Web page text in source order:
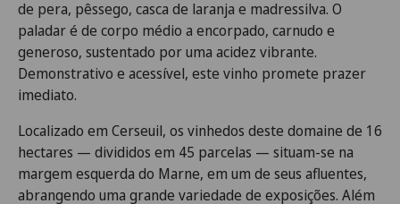
de pera, pêssego, casca de laranja e madressilva. O
paladar é de corpo médio a encorpado, carnudo e
generoso, sustentado por uma acidez vibrante.
Demonstrativo e acessível, este vinho promete prazer
imediato.
Localizado em Cerseuil, os vinhedos deste domaine de 16
hectares — divididos em 45 parcelas — situam-se na
margem esquerda do Marne, em um de seus afluentes,
abrangendo uma grande variedade de exposições. Além